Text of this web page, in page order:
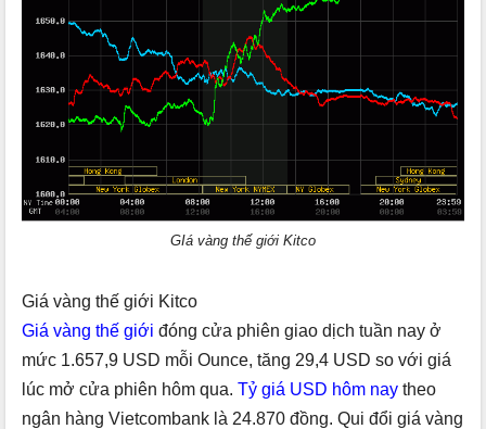
GIá vàng thế giới Kitco
Giá vàng thế giới Kitco
Giá vàng thế giới đóng cửa phiên giao dịch tuần nay ở
mức 1.657,9 USD mỗi Ounce, tăng 29,4 USD so với giá
lúc mở cửa phiên hôm qua. Tỷ giá USD hôm nay theo
ngân hàng Vietcombank là 24.870 đồng. Qui đổi giá vàng